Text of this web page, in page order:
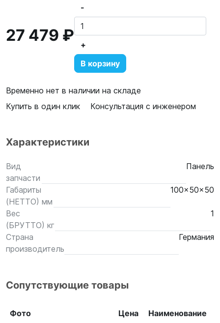
27 479 ₽
-
+
В корзину
Временно нет в наличии на складе
Купить в один клик
Консультация с инженером
Характеристики
Вид
запчасти
Панель
Габариты
(НЕТТО) мм
100x50x50
Вес
(БРУТТО) кг
1
Страна
производитель
Германия
Сопутствующие товары
Фото Цена
Наименование